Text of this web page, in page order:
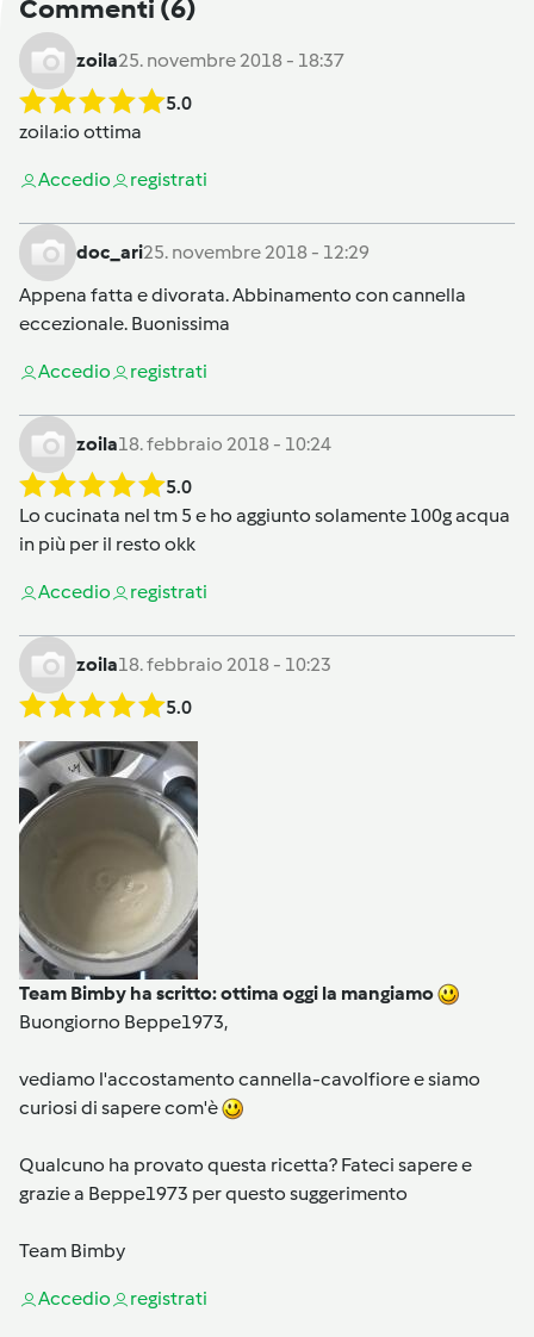
Commenti (6)
zoila25. novembre 2018 - 18:37
5.0
zoila:io ottima
Accedio registrati
doc_ari25. novembre 2018 - 12:29
Appena fatta e divorata. Abbinamento con cannella
eccezionale. Buonissima
Accedio registrati
zoila18. febbraio 2018 - 10:24
5.0
Lo cucinata nel tm 5 e ho aggiunto solamente 100g acqua
in più per il resto okk
Accedio registrati
zoila18. febbraio 2018 - 10:23
5.0
Team Bimby ha scritto: ottima oggi la mangiamo
Buongiorno Beppe1973,
vediamo l'accostamento cannella-cavolfiore e siamo
curiosi di sapere com'è
Qualcuno ha provato questa ricetta? Fateci sapere e
grazie a Beppe1973 per questo suggerimento
Team Bimby
Accedio registrati